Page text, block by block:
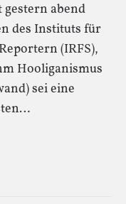
abend
des Instituts für
(IRFS),
Hooliganismus
sei eine